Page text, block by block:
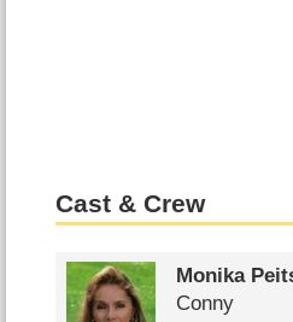
Cast & Crew
Monika
Conny